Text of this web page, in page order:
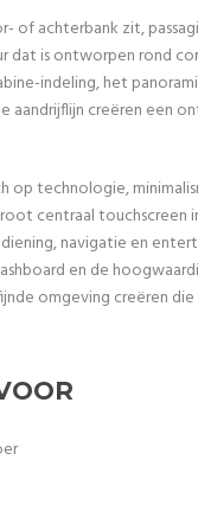
of achterbank zit,
dat is ontworpen rond
indeling, het
aandrijflijn creëren een
op technologie,
centraal touchscreen
navigatie en
en de
omgeving creëren